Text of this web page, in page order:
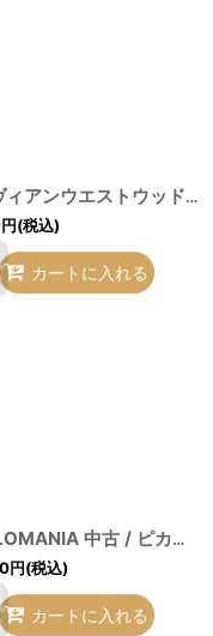
ヴィヴィアンウエストウッド 中古 / オーガニックブロードタックシェイプシャツ 白 H-26-07-12-015-bl-OD-ZH
円(税込)
カートに入れる
ANGLOMANIA 中古 / ピカデリーサーカスシャツ 38 マルチ O-26-07-12-018-bl-YM-OS
円(税込)
カートに入れる